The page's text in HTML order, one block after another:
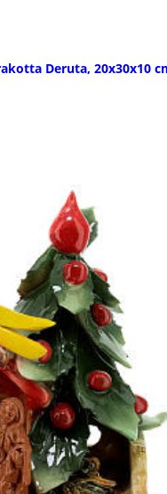
Deruta, 20x30x10